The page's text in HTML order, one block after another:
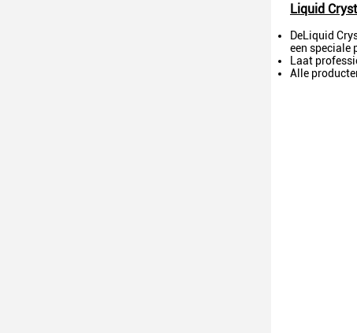
Liquid
DeLiquid
een speciale
Laat
Alle